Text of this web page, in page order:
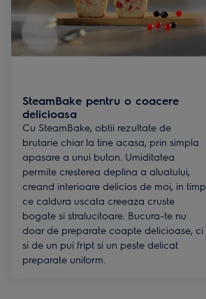
SteamBake pentru o coacere
delicioasa
Cu SteamBake, obtii rezultate de
brutarie chiar la tine acasa, prin simpla
apasare a unui buton. Umiditatea
permite cresterea deplina a aluatului,
creand interioare delicios de moi, in timp
ce caldura uscata creeaza cruste
bogate si stralucitoare. Bucura-te nu
doar de preparate coapte delicioase, ci
si de un pui fript si un peste delicat
preparate uniform.